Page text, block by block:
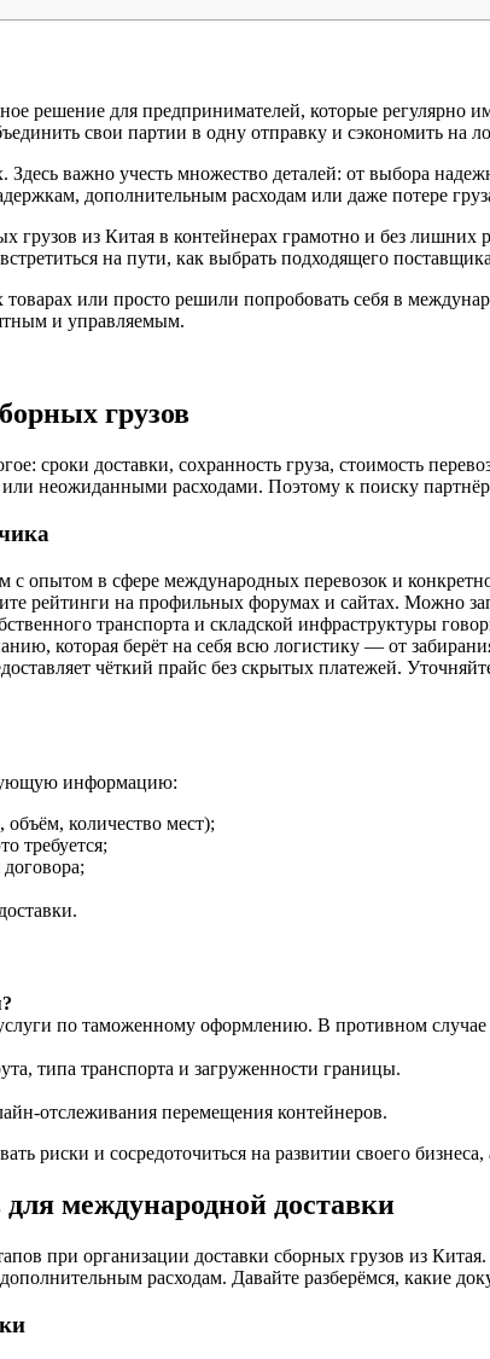
решение для предпринимателей, которые регулярно
свои партии в одну отправку и сэкономить на
важно учесть множество деталей: от выбора
дополнительным расходам или даже потере
грузов из Китая в контейнерах грамотно и без
на пути, как выбрать подходящего
или просто решили попробовать себя в
и управляемым.
грузов
сроки доставки, сохранность груза, стоимость
неожиданными расходами. Поэтому к поиску
с опытом в сфере международных перевозок и
рейтинги на профильных форумах и сайтах. Можно
транспорта и складской инфраструктуры
которая берёт на себя всю логистику — от
чёткий прайс без скрытых платежей.
информацию:
количество мест);
требуется;
по таможенному оформлению. В противном
типа транспорта и загруженности границы.
отслеживания перемещения контейнеров.
риски и сосредоточиться на развитии своего
международной доставки
при организации доставки сборных грузов из
расходам. Давайте разберёмся, какие